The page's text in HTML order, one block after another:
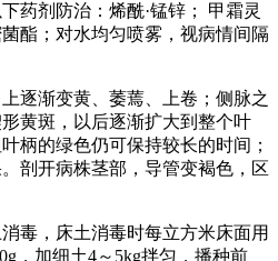
剂防治：烯酰·锰锌； 甲霜灵
酯；对水均匀喷雾，视病情间隔
渐变黄、萎蔫、上卷；侧脉之
黄斑，以后逐渐扩大到整个叶
柄的绿色仍可保持较长的时间；
剖开病株茎部，导管变褐色，区
，床土消毒时每立方米床面用
，加细土4～5kg拌匀，播种前